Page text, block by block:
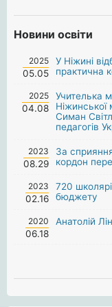
Новини освіти
2025
05.05
У Ніжині
практична
2025
04.08
Учителька
Ніжинської
Симан
педагогів
2023
08.29
За
кордон
2023
02.16
720
бюджету
2020
06.18
Анатолій